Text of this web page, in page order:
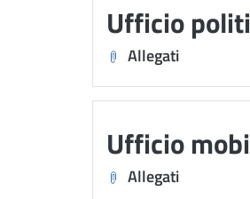
Ufficio
Allegati
Ufficio
Allegati